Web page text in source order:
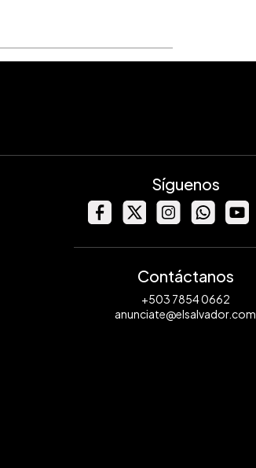
Síguenos
Contáctanos
+503 7854 0662
anunciate@elsalvador.com